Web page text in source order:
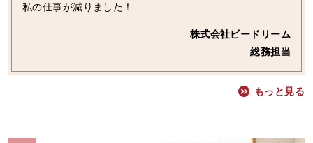
私の仕事が減りました！
株式会社ビードリーム
総務担当
もっと見る